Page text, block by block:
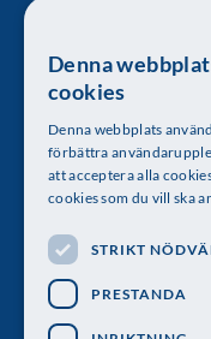
Kungl.
Besöksadress: Lilla
Telefon: 08-673 95 00
Följ oss
Denna
cookies
Denna webbplats
förbättra
att acceptera alla
cookies som du vill ska
STRIKT
PRESTANDA